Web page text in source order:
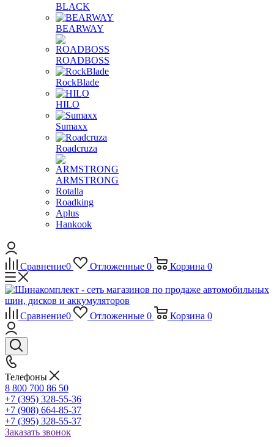
BLACK
BEARWAY
ROADBOSS
RockBlade
HILO
Sumaxx
Roadcruza
ARMSTRONG
Rotalla
Roadking
Aplus
Hankook
Сравнение0 Отложенные 0 Корзина 0
Сравнение0 Отложенные 0 Корзина 0
Телефоны
8 800 700 86 50
+7 (395) 328-55-36
+7 (908) 664-85-37
+7 (395) 328-55-37
Заказать звонок